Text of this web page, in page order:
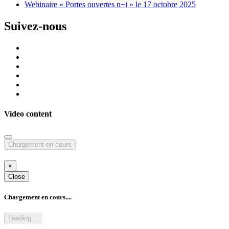
Webinaire « Portes ouvertes n+i » le 17 octobre 2025
Suivez-nous
Video content
Chargement en cours
×
Close
Chargement en cours....
Loading...